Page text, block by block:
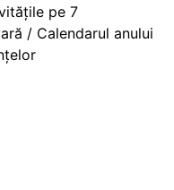
pe 7
/ Calendarul anului